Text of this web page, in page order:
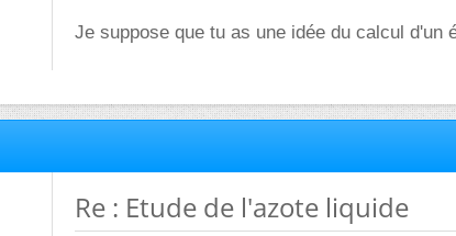
Je suppose que tu as une idée du calcul d'un
Re : Etude de l'azote liquide